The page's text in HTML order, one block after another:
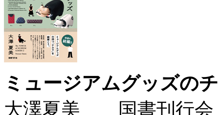
ミュージアムグッズの
大澤夏美 国書刊行会